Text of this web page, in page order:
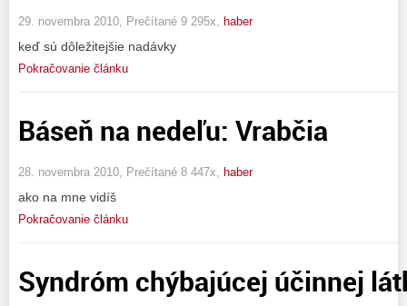
29. novembra 2010, Prečítané 9 295x, haber
keď sú dôležitejšie nadávky
Pokračovanie článku
Báseň na nedeľu: Vrabčia
28. novembra 2010, Prečítané 8 447x, haber
ako na mne vidíš
Pokračovanie článku
Syndróm chýbajúcej účinnej